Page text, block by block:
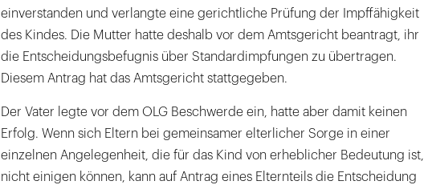
einverstanden und verlangte eine gerichtliche Prüfung der Impffähigkeit
des Kindes. Die Mutter hatte deshalb vor dem Amtsgericht beantragt, ihr
die Entscheidungsbefugnis über Standardimpfungen zu übertragen.
Diesem Antrag hat das Amtsgericht stattgegeben.
Der Vater legte vor dem OLG Beschwerde ein, hatte aber damit keinen
Erfolg. Wenn sich Eltern bei gemeinsamer elterlicher Sorge in einer
einzelnen Angelegenheit, die für das Kind von erheblicher Bedeutung ist,
nicht einigen können, kann auf Antrag eines Elternteils die Entscheidung